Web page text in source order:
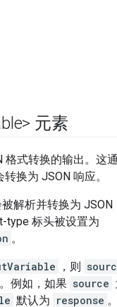
元素
格式转换的输出。这
换为 JSON 响应。
解析并转换为 JSON
type 标头被设置为
。
，则
。例如，如果 source
默认为 response 。